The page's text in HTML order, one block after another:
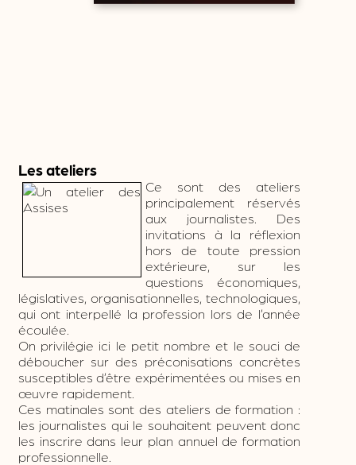
Les ateliers
Ce sont des ateliers
principalement réservés
aux journalistes. Des
invitations à la réflexion
hors de toute pression
extérieure, sur les
questions économiques,
législatives, organisationnelles, technologiques,
qui ont interpellé la profession lors de l’année
écoulée.
On privilégie ici le petit nombre et le souci de
déboucher sur des préconisations concrètes
susceptibles d’être expérimentées ou mises en
œuvre rapidement.
Ces matinales sont des ateliers de formation :
les journalistes qui le souhaitent peuvent donc
les inscrire dans leur plan annuel de formation
professionnelle.